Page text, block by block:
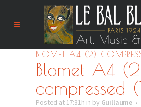
BLOMET A4 (2)-
Blomet A4
compressed
Posted at 17:31h in by Guillaume